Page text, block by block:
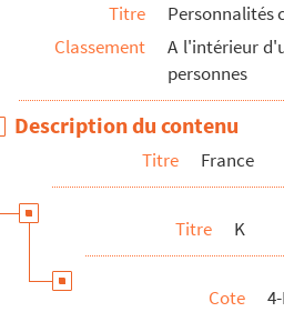
Lituanie
Maroc
Norvège
Pakistan
Titre
Personnalités
Classement
A l'intérieur
personnes
Description du contenu
Titre France
Titre K
Cote